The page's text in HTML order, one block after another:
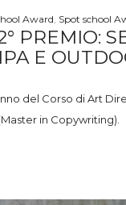
Award Spot school
PREMIO:
E
del Corso di Art
in Copywriting).